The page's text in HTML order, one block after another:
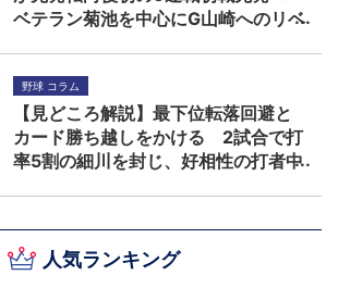
人気ランキング
ベテラン菊池を中心にG山崎へのリベ
野球 コラム
【見どころ解説】最下位転落回避と
カード勝ち越しをかける 2試合で打
率5割の細川を封じ、好相性の打者中